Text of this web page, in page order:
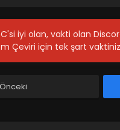
iyi olan, vakti olan
Çeviri için tek şart
Önceki